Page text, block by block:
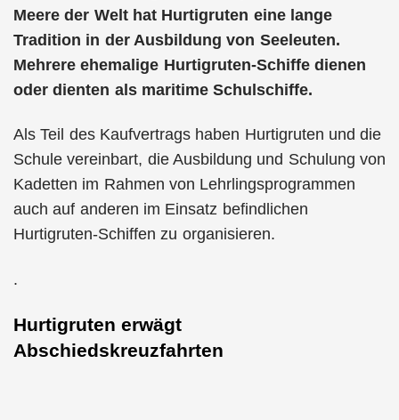
Meere der Welt hat Hurtigruten eine lange
Tradition in der Ausbildung von Seeleuten.
Mehrere ehemalige Hurtigruten-Schiffe dienen
oder dienten als maritime Schulschiffe.
Als Teil des Kaufvertrags haben Hurtigruten und die
Schule vereinbart, die Ausbildung und Schulung von
Kadetten im Rahmen von Lehrlingsprogrammen
auch auf anderen im Einsatz befindlichen
Hurtigruten-Schiffen zu organisieren.
.
Hurtigruten erwägt
Abschiedskreuzfahrten